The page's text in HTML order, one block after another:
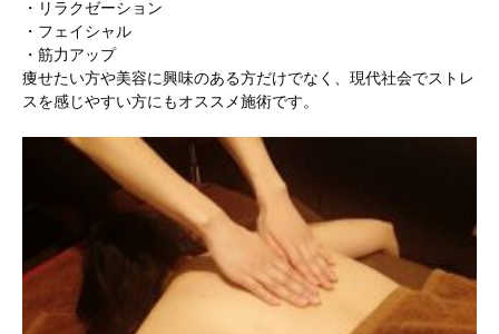
・リラクゼーション
・フェイシャル
・筋力アップ
痩せたい方や美容に興味のある方だけでなく、現代社会でストレ
スを感じやすい方にもオススメ施術です。